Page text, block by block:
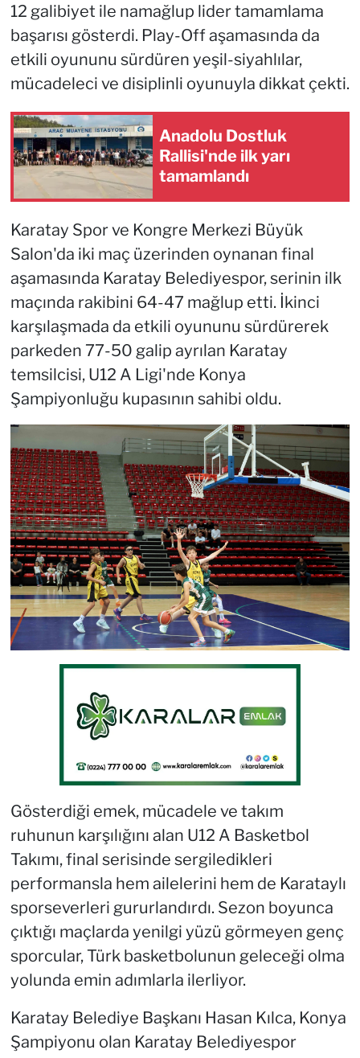
12 galibiyet ile namağlup lider tamamlama
başarısı gösterdi. Play-Off aşamasında da
etkili oyununu sürdüren yeşil-siyahlılar,
mücadeleci ve disiplinli oyunuyla dikkat çekti.
Anadolu Dostluk
Rallisi'nde ilk yarı
tamamlandı
Karatay Spor ve Kongre Merkezi Büyük
Salon'da iki maç üzerinden oynanan final
aşamasında Karatay Belediyespor, serinin ilk
maçında rakibini 64-47 mağlup etti. İkinci
karşılaşmada da etkili oyununu sürdürerek
parkeden 77-50 galip ayrılan Karatay
temsilcisi, U12 A Ligi'nde Konya
Şampiyonluğu kupasının sahibi oldu.
Gösterdiği emek, mücadele ve takım
ruhunun karşılığını alan U12 A Basketbol
Takımı, final serisinde sergiledikleri
performansla hem ailelerini hem de Karataylı
sporseverleri gururlandırdı. Sezon boyunca
çıktığı maçlarda yenilgi yüzü görmeyen genç
sporcular, Türk basketbolunun geleceği olma
yolunda emin adımlarla ilerliyor.
Karatay Belediye Başkanı Hasan Kılca, Konya
Şampiyonu olan Karatay Belediyespor